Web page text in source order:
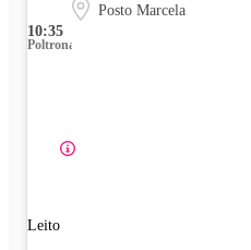
10:35
Posto Marcela
Poltrona
Leito